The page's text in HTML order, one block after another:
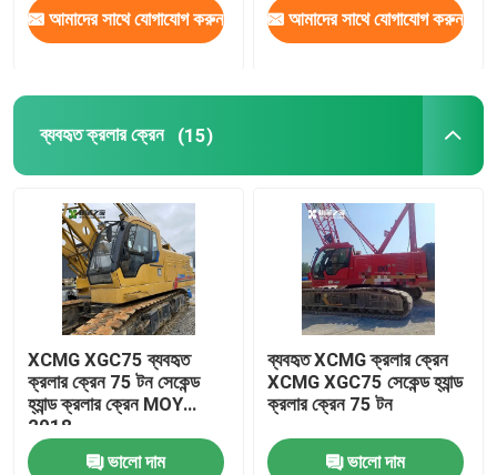
আমাদের সাথে যোগাযোগ করুন আমাদের সাথে যোগাযোগ করুন
ব্যবহৃত ক্রলার ক্রেন (15)
XCMG XGC75 ব্যবহৃত
ক্রলার ক্রেন 75 টন সেকেন্ড
হ্যান্ড ক্রলার ক্রেন MOY
2018
ভালো দাম
ব্যবহৃত XCMG ক্রলার ক্রেন
XCMG XGC75 সেকেন্ড হ্যান্ড
ক্রলার ক্রেন 75 টন
ভালো দাম